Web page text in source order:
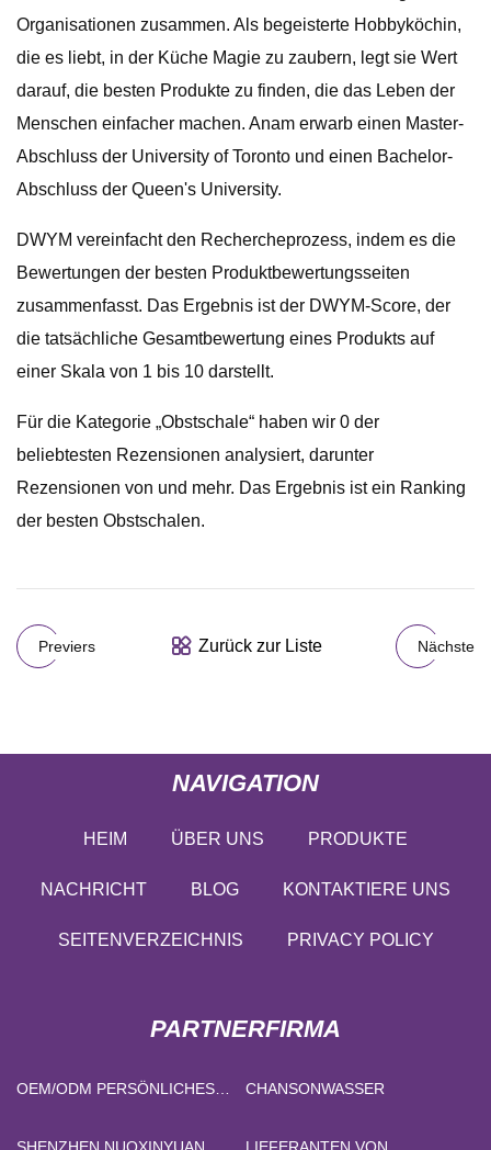
Organisationen zusammen. Als begeisterte Hobbyköchin,
die es liebt, in der Küche Magie zu zaubern, legt sie Wert
darauf, die besten Produkte zu finden, die das Leben der
Menschen einfacher machen. Anam erwarb einen Master-
Abschluss der University of Toronto und einen Bachelor-
Abschluss der Queen's University.
DWYM vereinfacht den Rechercheprozess, indem es die
Bewertungen der besten Produktbewertungsseiten
zusammenfasst. Das Ergebnis ist der DWYM-Score, der
die tatsächliche Gesamtbewertung eines Produkts auf
einer Skala von 1 bis 10 darstellt.
Für die Kategorie „Obstschale“ haben wir 0 der
beliebtesten Rezensionen analysiert, darunter
Rezensionen von und mehr. Das Ergebnis ist ein Ranking
der besten Obstschalen.
Previers Zurück zur Liste Nächste
NAVIGATION
HEIM ÜBER UNS PRODUKTE
NACHRICHT BLOG KONTAKTIERE UNS
SEITENVERZEICHNIS PRIVACY POLICY
PARTNERFIRMA
OEM/ODM PERSÖNLICHES
CHANSONWASSER